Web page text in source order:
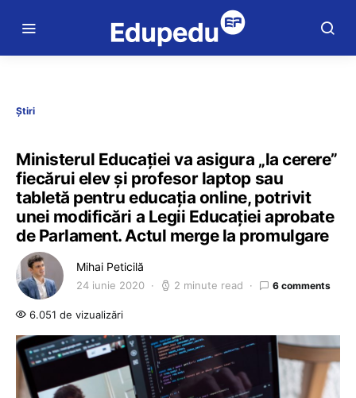
Știri
Ministerul Educației va asigura „la cerere”
fiecărui elev și profesor laptop sau
tabletă pentru educația online, potrivit
unei modificări a Legii Educației aprobate
de Parlament. Actul merge la promulgare
Mihai Peticilă
24 iunie 2020 2 minute read 6 comments
6.051 de vizualizări